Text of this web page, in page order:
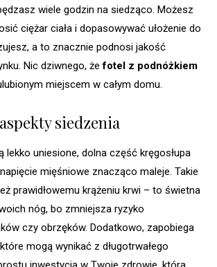
wiele godzin na siedząco. Możesz
ciężar ciała i dopasowywać ułożenie do
a to znacznie podnosi jakość
Nic dziwnego, żefotel z podnóżkiem
miejscem w całym domu.
siedzenia
lekko uniesione, dolna część kręgosłupa
mięśniowe znacząco maleje. Takie
prawidłowemu krążeniu krwi – to świetna
nóg, bo zmniejsza ryzyko
czy obrzęków. Dodatkowo, zapobiega
mogą wynikać z długotrwałego